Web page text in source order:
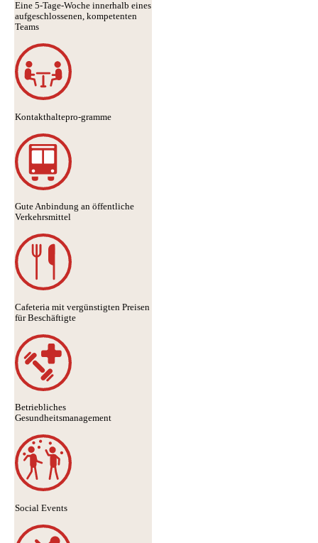
Eine 5-Tage-Woche innerhalb eines
aufgeschlossenen, kompetenten
Teams
Kontakthaltepro-gramme
Gute Anbindung an öffentliche
Verkehrsmittel
Cafeteria mit vergünstigten Preisen
für Beschäftigte
Betriebliches
Gesundheitsmanagement
Social Events